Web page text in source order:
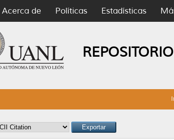
Acerca de Políticas Estadísticas